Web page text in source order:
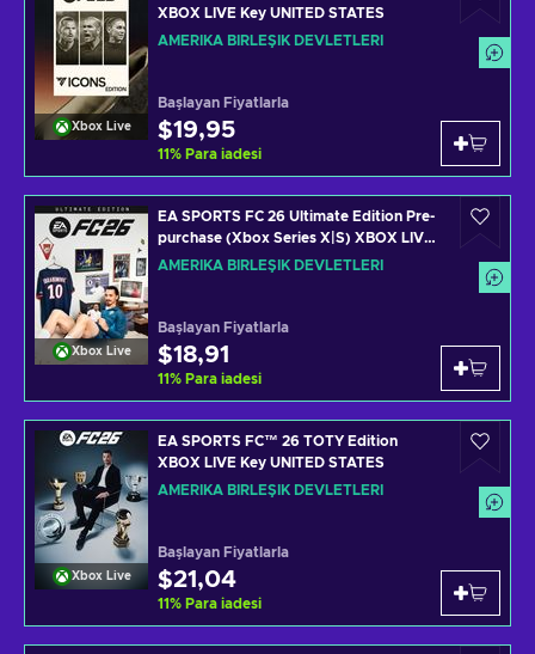
Xbox Live
XBOX LIVE Key UNITED STATES
AMERIKA BIRLEŞIK DEVLETLERI
Başlayan Fiyatlarla
$19,95
11% Para iadesi
Xbox Live
EA SPORTS FC 26 Ultimate Edition Pre-
purchase (Xbox Series X|S) XBOX LIVE
Key UNITED STATES
AMERIKA BIRLEŞIK DEVLETLERI
Başlayan Fiyatlarla
$18,91
11% Para iadesi
Xbox Live
EA SPORTS FC™ 26 TOTY Edition
XBOX LIVE Key UNITED STATES
AMERIKA BIRLEŞIK DEVLETLERI
Başlayan Fiyatlarla
$21,04
11% Para iadesi